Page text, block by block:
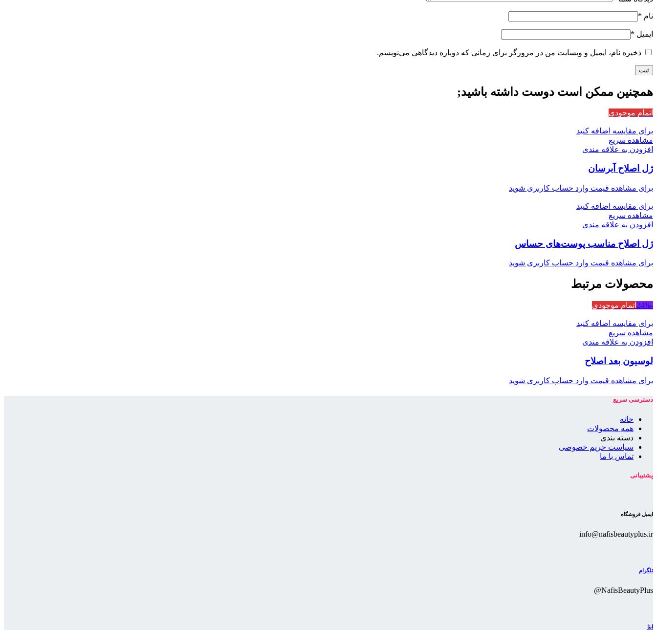
نام *
ایمیل *
ذخیره نام، ایمیل و وبسایت من در مرورگر برای زمانی که دوباره دیدگاهی می‌نویسم.
همچنین ممکن است دوست داشته باشید;
اتمام موجودی
برای مقایسه اضافه کنید
مشاهده سریع
افزودن به علاقه مندی
ژل اصلاح آبرسان
برای مشاهده قیمت وارد حساب کاربری شوید
برای مقایسه اضافه کنید
مشاهده سریع
افزودن به علاقه مندی
ژل اصلاح مناسب پوست‌های حساس
برای مشاهده قیمت وارد حساب کاربری شوید
محصولات مرتبط
-24% اتمام موجودی
برای مقایسه اضافه کنید
مشاهده سریع
افزودن به علاقه مندی
لوسیون بعد اصلاح
برای مشاهده قیمت وارد حساب کاربری شوید
دسترسی سریع
خانه
همه محصولات
دسته بندی
سیاست حریم خصوصی
تماس با ما
پشتیبانی
ایمیل فروشگاه
info@nafisbeautyplus.ir
تلگرام
NafisBeautyPlus@
ایتا